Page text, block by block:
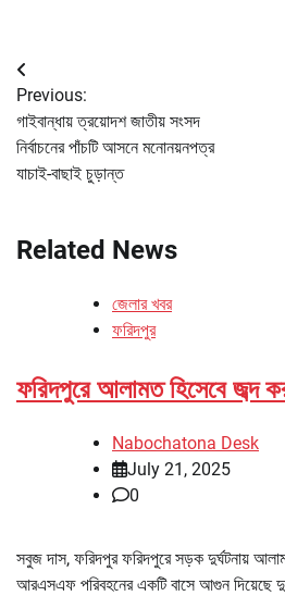
Post
navigation
Previous:
গাইবান্ধায় ত্রয়োদশ জাতীয় সংসদ
নির্বাচনের পাঁচটি আসনে মনোনয়নপত্র
যাচাই-বাছাই চুড়ান্ত
Related News
জেলার খবর
ফরিদপুর
ফরিদপুরে আলামত হিসেবে জব্দ
Nabochatona Desk
July 21, 2025
0
সবুজ দাস, ফরিদপুর ফরিদপুরে সড়ক দুর্ঘটনায়
আরএসএফ পরিবহনের একটি বাসে আগুন দিয়েছে